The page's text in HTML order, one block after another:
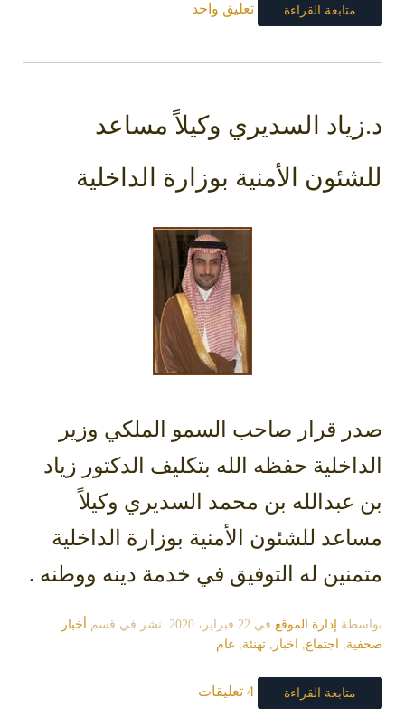
متابعة القراءة تعليق واحد
د.زياد السديري وكيلاً مساعد
للشئون الأمنية بوزارة الداخلية
صدر قرار صاحب السمو الملكي وزير
الداخلية حفظه الله بتكليف الدكتور زياد
بن عبدالله بن محمد السديري وكيلاً
مساعد للشئون الأمنية بوزارة الداخلية
متمنين له التوفيق في خدمة دينه ووطنه .
بواسطة إدارة الموقع في 22 فبراير، 2020 . نشر في قسم
أخبار
صحفية, اجتماع, اخبار , تهنئة, عام
متابعة القراءة 4 تعليقات